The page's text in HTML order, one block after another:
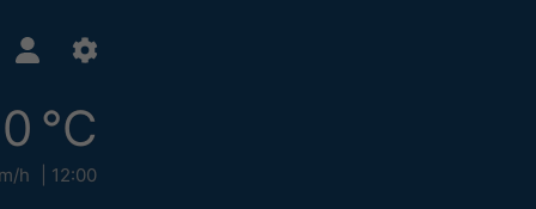
°C
h 12:00